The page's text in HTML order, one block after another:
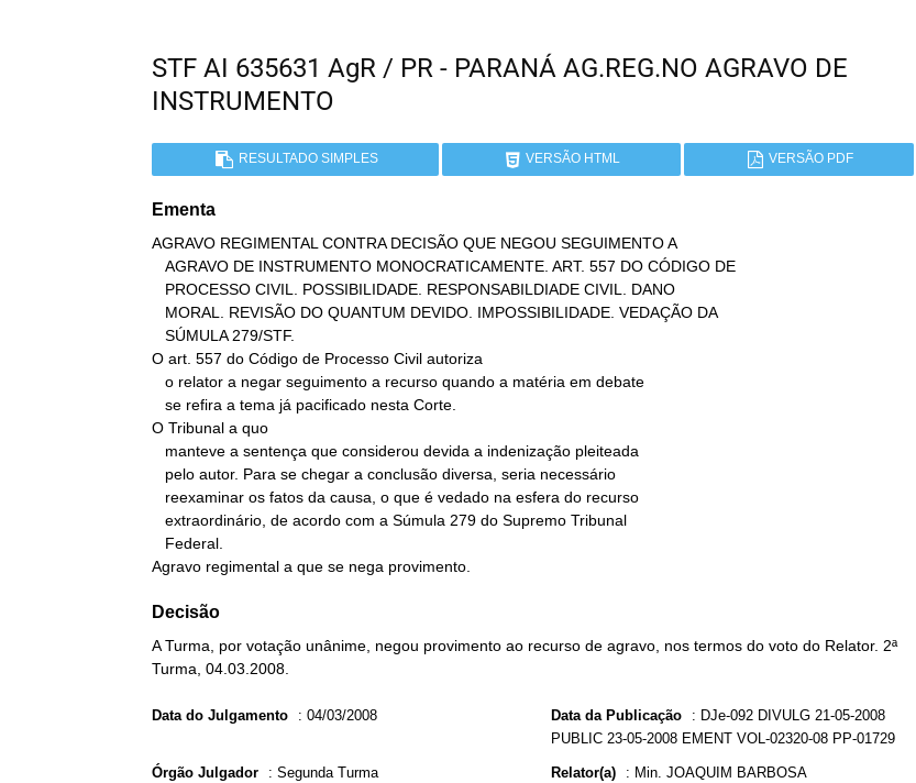
STF AI 635631 AgR / PR - PARANÁ AG.REG.NO AGRAVO DE
INSTRUMENTO
RESULTADO SIMPLES VERSÃO HTML VERSÃO PDF
Ementa
AGRAVO REGIMENTAL CONTRA DECISÃO QUE NEGOU SEGUIMENTO A
O art. 557 do Código de Processo Civil autoriza
O Tribunal a quo
Agravo regimental a que se nega provimento.
Decisão
A Turma, por votação unânime, negou provimento ao recurso de agravo, nos termos do voto do Relator. 2ª
Turma, 04.03.2008.
Data do Julgamento : 04/03/2008 Data da Publicação : DJe-092 DIVULG 21-05-2008
PUBLIC 23-05-2008 EMENT VOL-02320-08 PP-01729
Órgão Julgador : Segunda Turma Relator(a) : Min. JOAQUIM BARBOSA